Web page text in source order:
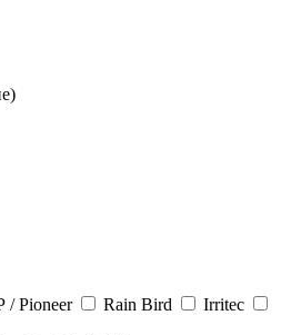
Pioneer Rain Bird
Irritec